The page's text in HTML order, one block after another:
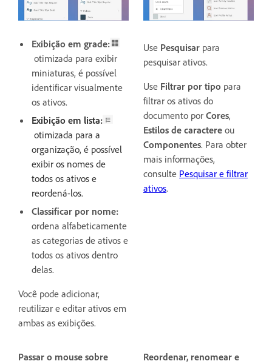
Exibição em grade:
otimizada para exibir
miniaturas, é possível
identificar visualmente
os ativos.
Exibição em lista:
otimizada para a
organização, é possível
exibir os nomes de
todos os ativos e
reordená-los.
Classificar por nome:
ordena alfabeticamente
as categorias de ativos e
todos os ativos dentro
delas.
Você pode adicionar,
reutilizar e editar ativos em
ambas as exibições.
Use Pesquisar para
pesquisar ativos.
Use Filtrar por tipo para
filtrar os ativos do
documento por Cores,
Estilos de caractere ou
Componentes. Para obter
mais informações,
consulte Pesquisar e filtrar
ativos.
Passar o mouse sobre
Reordenar, renomear e